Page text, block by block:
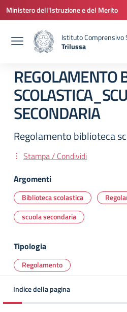
Vai ai contenuti
Vai al menu di navigazione
Vai al footer
Ministero dell'Istruzione e del Merito
Istituto Comprensivo
Trilussa
REGOLAMENTO
SECONDARIA
Regolamento biblioteca
Stampa / Condividi
Argomenti
Biblioteca scolastica
scuola secondaria
Tipologia
Regolamento
Indice della pagina